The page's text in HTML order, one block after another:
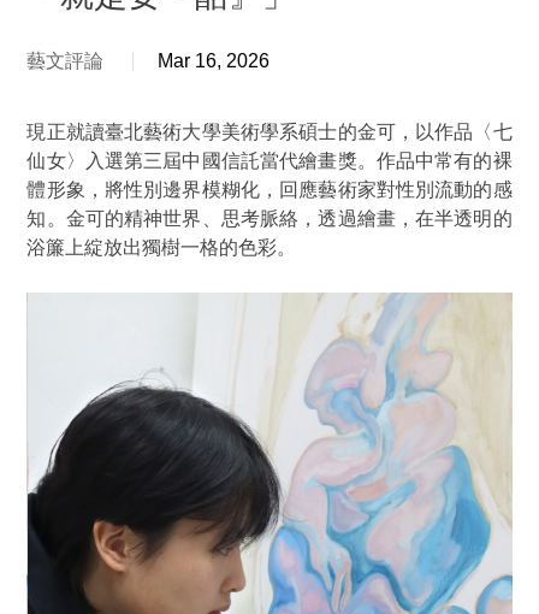
藝文評論 Mar 16, 2026
現正就讀臺北藝術大學美術學系碩士的金可，以作品〈七
仙女〉入選第三屆中國信託當代繪畫獎。作品中常有的裸
體形象，將性別邊界模糊化，回應藝術家對性別流動的感
知。金可的精神世界、思考脈絡，透過繪畫，在半透明的
浴簾上綻放出獨樹一格的色彩。